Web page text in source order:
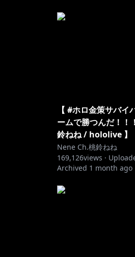
【 #ホロ金策サバ
ームで勝つんだ！！
鈴ねね / hololive 】
Nene Ch.桃鈴ねね
169,126views ·
Archived 1 month ago